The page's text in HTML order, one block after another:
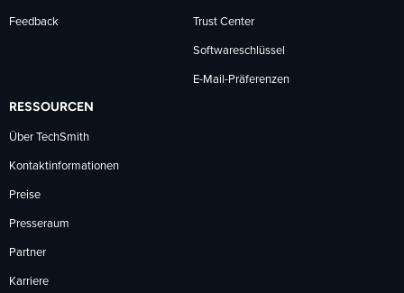
Feedback Trust Center
Softwareschlüssel
E-Mail-Präferenzen
RESSOURCEN
Über TechSmith
Kontaktinformationen
Preise
Presseraum
Partner
Karriere